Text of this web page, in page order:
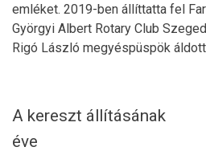
emléket. 2019-ben állíttatta fel
Györgyi Albert Rotary Club
Rigó László megyéspüspök
A kereszt állításának
éve